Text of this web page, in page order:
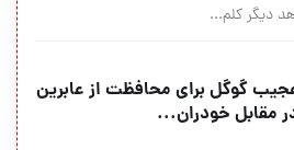
دیگر کلم...
گوگل برای محافظت از عابرین
مقابل خودران...